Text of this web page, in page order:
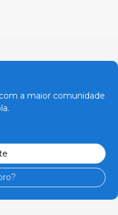
a maior comunidade